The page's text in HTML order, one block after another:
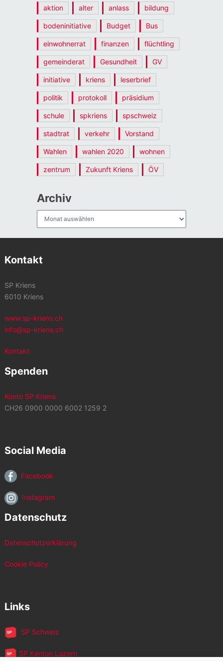
aktion alter anlass bildung
bodeninitiative Budget Bus
einwohnerrat finanzen flüchtling
gemeinderat Gesundheit GV
initiative kriens leserbrief
politik protokoll präsidium
schule spkriens spschweiz
stadtrat verkehr Vorstand
Wahlen wahlen 2020 wohnen
zentrum Zukunft Kriens ÖV
Archiv
Kontakt
SP Kriens
6010 Kriens
www.sp-kriens.ch
info@sp-kriens.ch
Kontakt
Spenden
Konto SP Kriens
CH26 0900 0000 6002 1259 2
Social Media
Facebook
Instagram
Datenschutz
Datenschutzerklärung
Cookie Policy
Links
SP Schweiz
SP Kanton Luzern